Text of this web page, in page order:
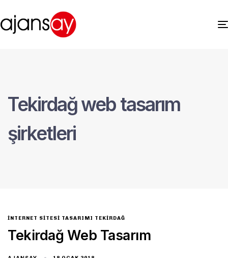
Tekirdağ web tasarım
şirketleri
INTERNET SITESI TASARIMI TEKIRDAĞ
Tekirdağ Web Tasarım